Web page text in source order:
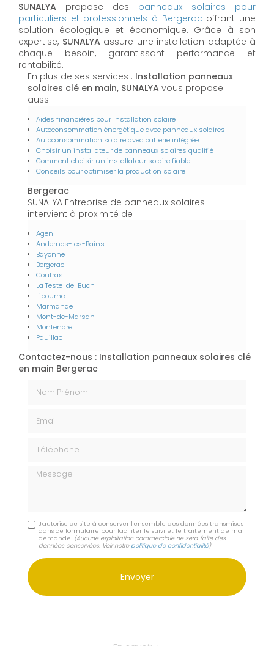
SUNALYA propose des panneaux solaires pour
particuliers et professionnels à Bergerac offrant une
solution écologique et économique. Grâce à son
expertise, SUNALYA assure une installation adaptée à
chaque besoin, garantissant performance et
rentabilité.
En plus de ses services : Installation panneaux
solaires clé en main, SUNALYA vous propose
aussi :
Aides financières pour installation solaire
Autoconsommation énergétique avec panneaux solaires
Autoconsommation solaire avec batterie intégrée
Choisir un installateur de panneaux solaires qualifié
Comment choisir un installateur solaire fiable
Conseils pour optimiser la production solaire
Bergerac
SUNALYA Entreprise de panneaux solaires
intervient à proximité de :
Agen
Andernos-les-Bains
Bayonne
Bergerac
Coutras
La Teste-de-Buch
Libourne
Marmande
Mont-de-Marsan
Montendre
Pauillac
Contactez-nous : Installation panneaux solaires clé
en main Bergerac
Message
J'autorise ce site à conserver l'ensemble des données transmises
dans ce formulaire pour faciliter le suivi et le traitement de ma
demande. (Aucune exploitation commerciale ne sera faite des
données conservées. Voir notre politique de confidentialité)